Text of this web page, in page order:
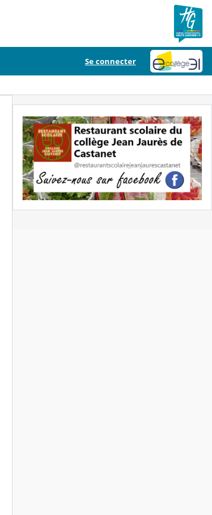
Se connecter